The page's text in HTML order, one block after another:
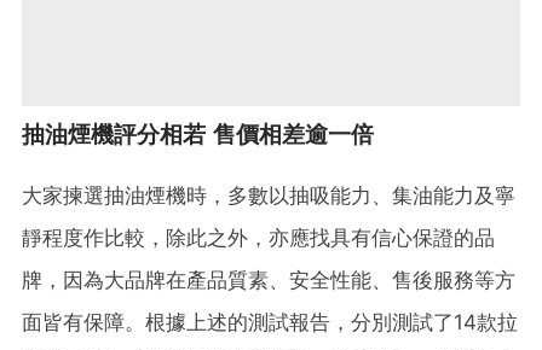
抽油煙機評分相若 售價相差逾一倍
大家揀選抽油煙機時，多數以抽吸能力、集油能力及寧
靜程度作比較，除此之外，亦應找具有信心保證的品
牌，因為大品牌在產品質素、安全性能、售後服務等方
面皆有保障。根據上述的測試報告，分別測試了14款拉